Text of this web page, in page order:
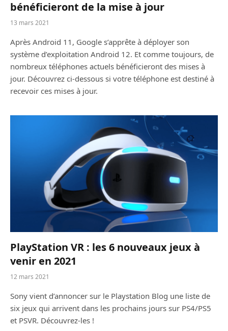
bénéficieront de la mise à jour
13 mars 2021
Après Android 11, Google s’apprête à déployer son
système d’exploitation Android 12. Et comme toujours, de
nombreux téléphones actuels bénéficieront des mises à
jour. Découvrez ci-dessous si votre téléphone est destiné à
recevoir ces mises à jour.
PlayStation VR : les 6 nouveaux jeux à
venir en 2021
12 mars 2021
Sony vient d’annoncer sur le Playstation Blog une liste de
six jeux qui arrivent dans les prochains jours sur PS4/PS5
et PSVR. Découvrez-les !